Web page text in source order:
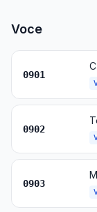
Voce
0901
0902
0903